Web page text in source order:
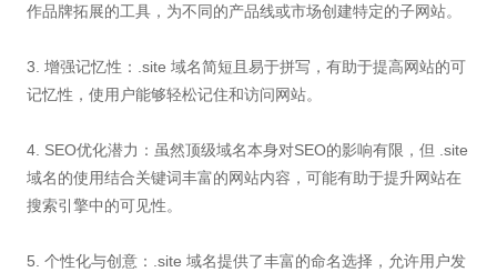
作品牌拓展的工具，为不同的产品线或市场创建特定的子网站。
3. 增强记忆性：.site 域名简短且易于拼写，有助于提高网站的可
记忆性，使用户能够轻松记住和访问网站。
4. SEO优化潜力：虽然顶级域名本身对SEO的影响有限，但 .site
域名的使用结合关键词丰富的网站内容，可能有助于提升网站在
搜索引擎中的可见性。
5. 个性化与创意：.site 域名提供了丰富的命名选择，允许用户发